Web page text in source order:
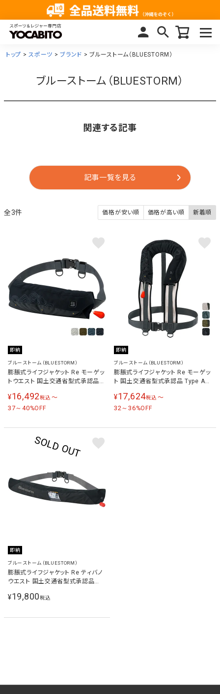
トップ スポーツ ブランド ブルーストーム（BLUESTORM）
ブルーストーム（BLUESTORM）
関連する記事
記事一覧を見る
価格が安い順 価格が高い順 新着順
3
即納
ブルーストーム（BLUESTORM）
膨脹式ライフジャケット Re モーゲッ
トウエスト 国土交通省型式承認品
¥16,492税込 〜
37～40%OFF
即納
ブルーストーム（BLUESTORM）
膨脹式ライフジャケット Re モーゲッ
ト 国土交通省型式承認品 Type A
¥17,624税込 〜
32～36%OFF
即納
ブルーストーム（BLUESTORM）
膨脹式ライフジャケット Re ティバノ
ウエスト 国土交通省型式承認品
5630RSE
¥19,800税込